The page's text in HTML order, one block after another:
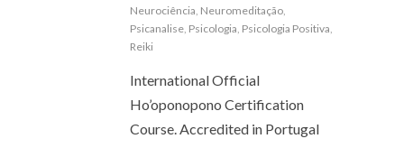
Neurociência Neuromeditação
Psicanalise Psicologia Psicologia Positiva
Reiki
International Official
Ho’oponopono Certification
Course. Accredited in Portugal